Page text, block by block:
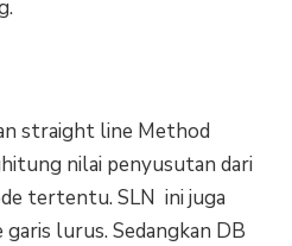
straight line Method
nilai penyusutan dari
tertentu. SLN ini juga
lurus. Sedangkan DB